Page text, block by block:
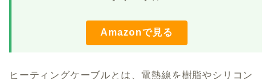
Amazonで見る
ヒーティングケーブルとは、電熱線を樹脂やシリコン